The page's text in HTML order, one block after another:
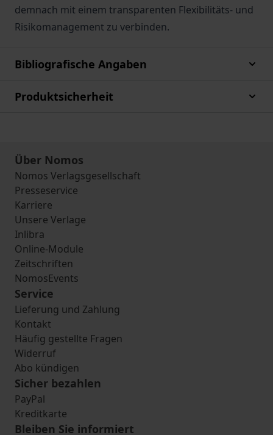
demnach mit einem transparenten Flexibilitäts- und
Risikomanagement zu verbinden.
Bibliografische Angaben
Produktsicherheit
Über Nomos
Nomos Verlagsgesellschaft
Presseservice
Karriere
Unsere Verlage
Inlibra
Online-Module
Zeitschriften
NomosEvents
Service
Lieferung und Zahlung
Kontakt
Häufig gestellte Fragen
Widerruf
Abo kündigen
Sicher bezahlen
PayPal
Kreditkarte
Bleiben Sie informiert